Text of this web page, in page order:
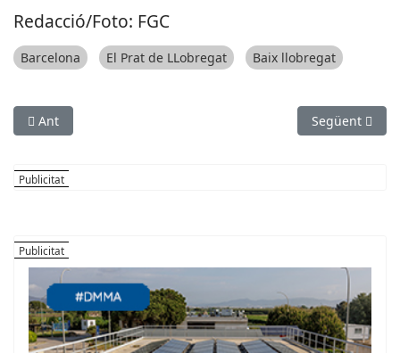
Redacció/Foto: FGC
Barcelona El Prat de LLobregat Baix llobregat
Article anterior: L’AMB i l’Ajuntament del Prat reestructuren
Ant Article
Següent